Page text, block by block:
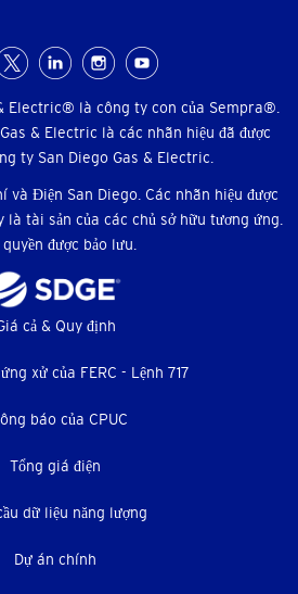
Electric® là công ty con của Sempra®.
& Electric là các nhãn hiệu đã được
ty San Diego Gas & Electric.
Điện San Diego. Các nhãn hiệu được
tài sản của các chủ sở hữu tương ứng.
quyền được bảo lưu.
cả & Quy định
xử của FERC - Lệnh 717
báo của CPUC
Tổng giá điện
dữ liệu năng lượng
Dự án chính